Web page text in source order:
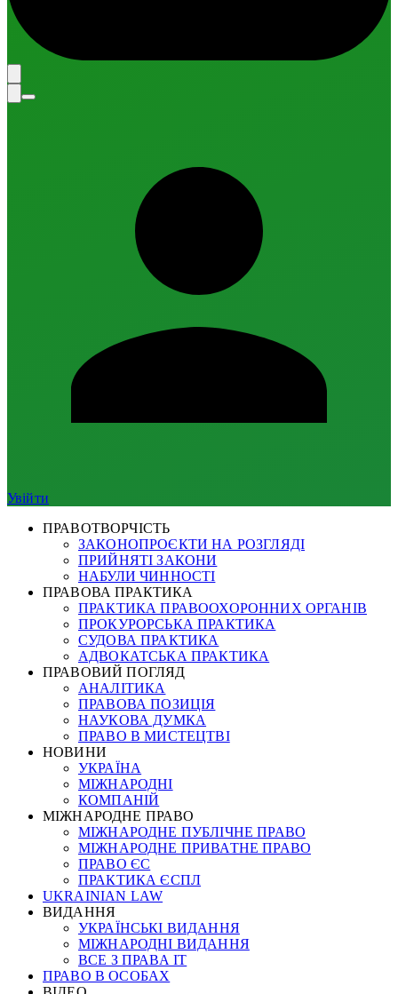
Увійти
ПРАВОТВОРЧІСТЬ
ЗАКОНОПРОЄКТИ НА РОЗГЛЯДІ
ПРИЙНЯТІ ЗАКОНИ
НАБУЛИ ЧИННОСТІ
ПРАВОВА ПРАКТИКА
ПРАКТИКА ПРАВООХОРОННИХ ОРГАНІВ
ПРОКУРОРСЬКА ПРАКТИКА
СУДОВА ПРАКТИКА
АДВОКАТСЬКА ПРАКТИКА
ПРАВОВИЙ ПОГЛЯД
АНАЛІТИКА
ПРАВОВА ПОЗИЦІЯ
НАУКОВА ДУМКА
ПРАВО В МИСТЕЦТВІ
НОВИНИ
УКРАЇНА
МІЖНАРОДНІ
КОМПАНІЙ
МІЖНАРОДНЕ ПРАВО
МІЖНАРОДНЕ ПУБЛІЧНЕ ПРАВО
МІЖНАРОДНЕ ПРИВАТНЕ ПРАВО
ПРАВО ЄС
ПРАКТИКА ЄСПЛ
UKRAINIAN LAW
ВИДАННЯ
УКРАЇНСЬКІ ВИДАННЯ
МІЖНАРОДНІ ВИДАННЯ
ВСЕ З ПРАВА ІТ
ПРАВО В ОСОБАХ